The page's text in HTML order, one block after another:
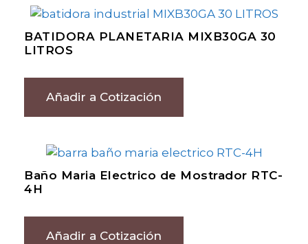
BATIDORA PLANETARIA MIXB30GA 30
LITROS
Añadir a Cotización
Baño Maria Electrico de Mostrador RTC-
4H
Añadir a Cotización